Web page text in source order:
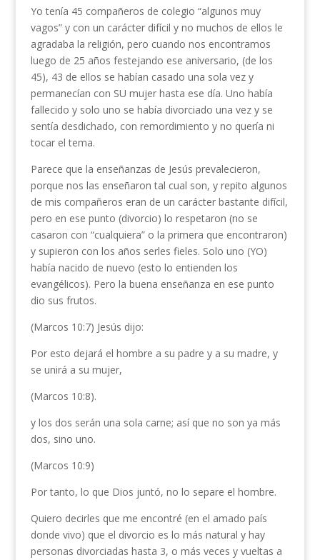
Yo tenía 45 compañeros de colegio “algunos muy
vagos” y con un carácter difícil y no muchos de ellos le
agradaba la religión, pero cuando nos encontramos
luego de 25 años festejando ese aniversario, (de los
45), 43 de ellos se habían casado una sola vez y
permanecían con SU mujer hasta ese día. Uno había
fallecido y solo uno se había divorciado una vez y se
sentía desdichado, con remordimiento y no quería ni
tocar el tema.
Parece que la enseñanzas de Jesús prevalecieron,
porque nos las enseñaron tal cual son, y repito algunos
de mis compañeros eran de un carácter bastante difícil,
pero en ese punto (divorcio) lo respetaron (no se
casaron con “cualquiera” o la primera que encontraron)
y supieron con los años serles fieles. Solo uno (YO)
había nacido de nuevo (esto lo entienden los
evangélicos). Pero la buena enseñanza en ese punto
dio sus frutos.
(Marcos 10:7) Jesús dijo:
Por esto dejará el hombre a su padre y a su madre, y
se unirá a su mujer,
(Marcos 10:8).
y los dos serán una sola carne; así que no son ya más
dos, sino uno.
(Marcos 10:9)
Por tanto, lo que Dios juntó, no lo separe el hombre.
Quiero decirles que me encontré (en el amado país
donde vivo) que el divorcio es lo más natural y hay
personas divorciadas hasta 3, o más veces y vueltas a